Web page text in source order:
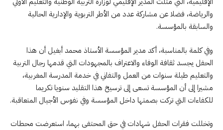
والرياضة، فضلا عن مشاركة عدد من الأطر التربوية والإدارية الحالية
والسابقة بالمؤسسة.
وفي كلمة بالمناسبة، أكد مدير المؤسسة الأستاذ محمد أبغيل أن هذا
الحفل يجسد ثقافة الوفاء والاعتراف بالمجهودات التي قدمها رجال التربية
والتعليم طيلة سنوات من العمل والتفاني في خدمة المدرسة المغربية،
مشيرا إلى أن المؤسسة تسعى إلى ترسيخ هذا التقليد سنويا تكريما
للكفاءات التي تركت بصمتها داخل المؤسسة وفي نفوس الأجيال المتعاقبة.
وتخللت فقرات الحفل شهادات في حق المحتفى بهما، استعرضت محطات